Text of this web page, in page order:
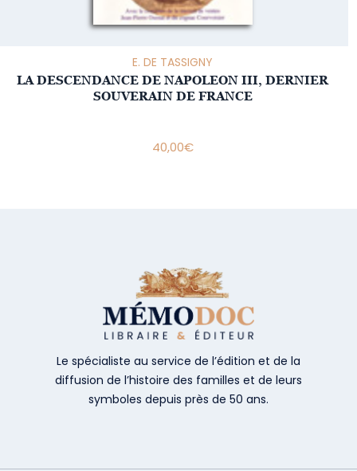
E. DE TASSIGNY
LA DESCENDANCE DE NAPOLEON III, DERNIER
SOUVERAIN DE FRANCE
40,00€
Le spécialiste au service de l’édition et de la
diffusion de l’histoire des familles et de leurs
symboles depuis près de 50 ans.